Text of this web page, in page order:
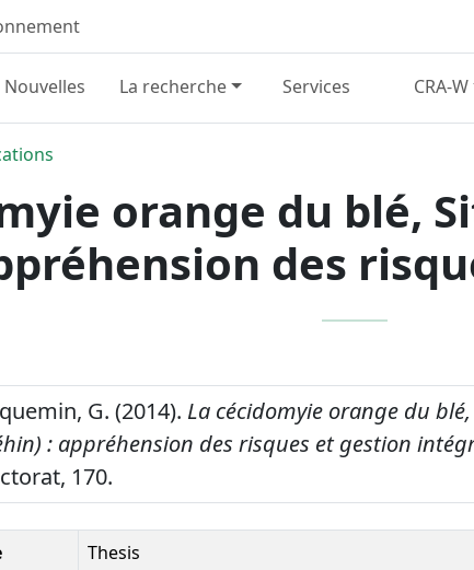
Nouvelles La recherche Services CRA-W
orange du blé,
des
G. (2014). La cécidomyie orange du
: appréhension des risques et gestion
170.
Thesis